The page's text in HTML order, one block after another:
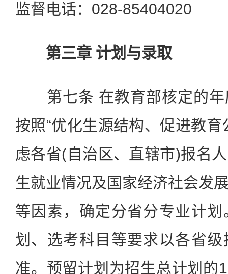
监督电话：028-85404020
第三章 计划与录取
第七条 在教育部核定的年
按照“优化生源结构、促进教育
虑各省(自治区、直辖市)报名
生就业情况及国家经济社会发
等因素，确定分省分专业计
划、选考科目等要求以各省
准。预留计划为招生总计划的